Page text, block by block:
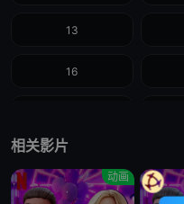
13
16
22
25
相关影片
动画